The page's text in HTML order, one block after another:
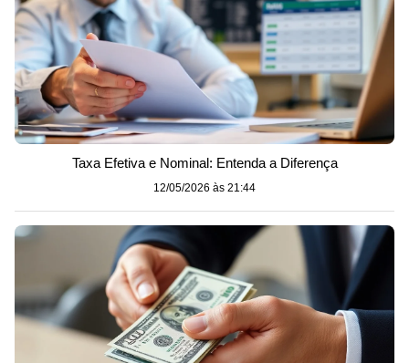
Taxa Efetiva e Nominal: Entenda a Diferença
12/05/2026 às 21:44